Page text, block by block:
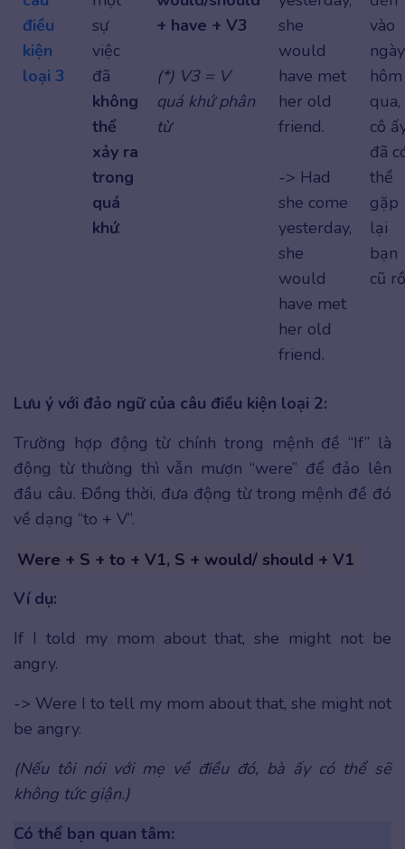
điều
kiện
loại 3
sự
việc
đã
không
thể
xảy ra
trong
quá
khứ.
+ have + V3
(*) V3 = V
quá khứ phân
từ
she
would
have met
her old
friend.
-> Had
she come
yesterday,
she
would
have met
her old
friend.
vào
ngày
hôm
qua,
cô
đã
thể
gặp
lại
bạn
cũ
Lưu ý với đảo ngữ của câu điều kiện loại 2:
Trường hợp động từ chính trong mệnh đề “If” là
động từ thường thì vẫn mượn “were” để đảo lên
đầu câu. Đồng thời, đưa động từ trong mệnh đề đó
về dạng “to + V”.
Were + S + to + V1, S + would/ should + V1
Ví dụ:
If I told my mom about that, she might not be
angry.
-> Were I to tell my mom about that, she might not
be angry.
(Nếu tôi nói với mẹ về điều đó, bà ấy có thể sẽ
không tức giận.)
Có thể bạn quan tâm: